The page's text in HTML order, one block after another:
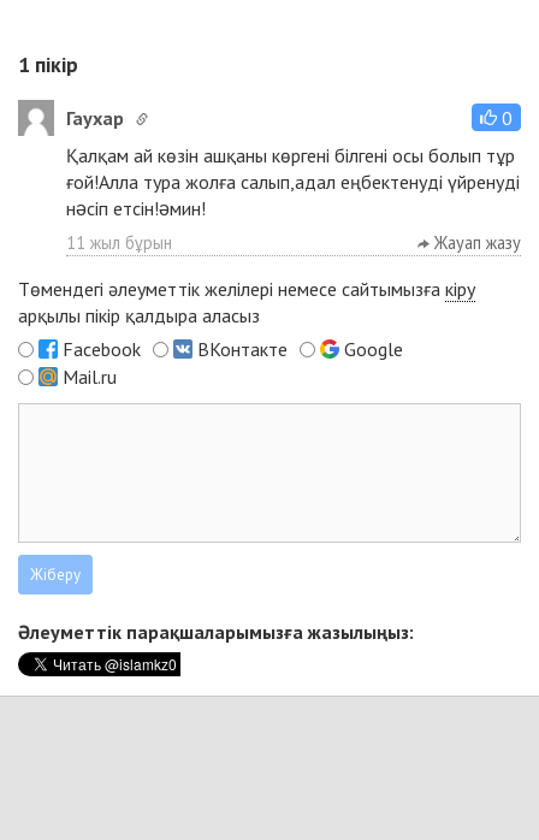
1 пікір
Гаухар
0
Қалқам ай көзін ашқаны көргені білгені осы болып тұр
ғой!Алла тура жолға салып,адал еңбектенуді үйренуді
нəсіп етсін!əмин!
11 жыл бұрын Жауап жазу
Төмендегі әлеуметтік желілері немесе сайтымызға кіру
арқылы пікір қалдыра аласыз
Facebook
ВКонтакте
Google
Mail.ru
Әлеуметтік парақшаларымызға жазылыңыз: